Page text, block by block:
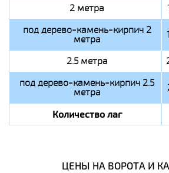
2 метра
под дерево-камень-кирпич 2
метра
2.5 метра
под дерево-камень-кирпич 2.5
метра
Количество лаг
ЦЕНЫ НА ВОРОТА И